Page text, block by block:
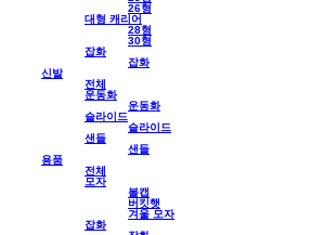
26형
대형 캐리어
28형
30형
잡화
잡화
신발
전체
운동화
운동화
슬라이드
슬라이드
샌들
샌들
용품
전체
모자
볼캡
버킷햇
겨울 모자
잡화